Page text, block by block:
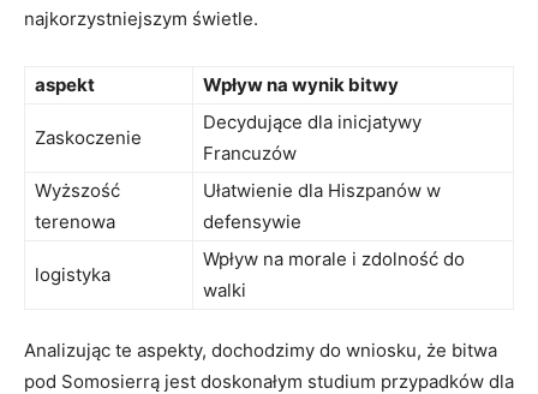
najkorzystniejszym świetle.
aspekt Wpływ na wynik bitwy
Zaskoczenie
Decydujące dla inicjatywy​
Francuzów
Wyższość
terenowa
Ułatwienie dla ⁣Hiszpanów ​w⁣
defensywie
logistyka
Wpływ na morale i‍ zdolność do
walki
Analizując te aspekty, dochodzimy do ⁣wniosku, że bitwa
pod Somosierrą jest doskonałym studium przypadków dla